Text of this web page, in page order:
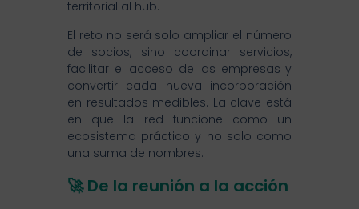
territorial al hub.
El reto no será solo ampliar el número
de socios, sino coordinar servicios,
facilitar el acceso de las empresas y
convertir cada nueva incorporación
en resultados medibles. La clave está
en que la red funcione como un
ecosistema práctico y no solo como
una suma de nombres.
🚀 De la reunión a la acción